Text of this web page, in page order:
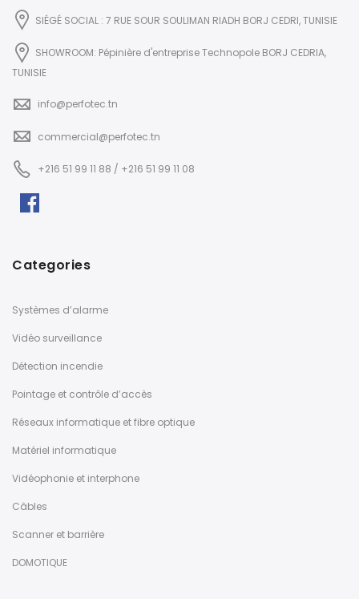
SIÉGÉ SOCIAL : 7 RUE SOUR SOULIMAN RIADH BORJ CEDRI, TUNISIE
SHOWROOM: Pépinière d'entreprise Technopole BORJ CEDRIA,
TUNISIE
info@perfotec.tn
commercial@perfotec.tn
+216 51 99 11 88 / +216 51 99 11 08
Categories
Systèmes d’alarme
Vidéo surveillance
Détection incendie
Pointage et contrôle d’accès
Réseaux informatique et fibre optique
Matériel informatique
Vidéophonie et interphone
Câbles
Scanner et barrière
DOMOTIQUE